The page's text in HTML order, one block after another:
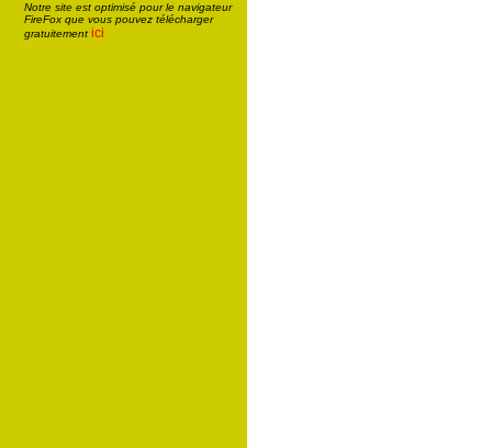
Notre site est optimisé pour le navigateur
FireFox que vous pouvez télécharger
gratuitement ici